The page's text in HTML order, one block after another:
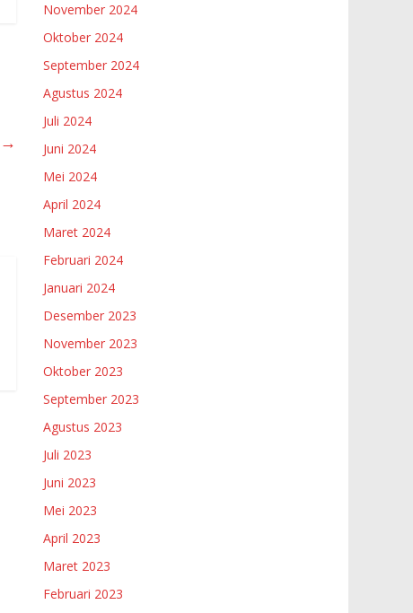
→
November 2024
Oktober 2024
September 2024
Agustus 2024
Juli 2024
Juni 2024
Mei 2024
April 2024
Maret 2024
Februari 2024
Januari 2024
Desember 2023
November 2023
Oktober 2023
September 2023
Agustus 2023
Juli 2023
Juni 2023
Mei 2023
April 2023
Maret 2023
Februari 2023